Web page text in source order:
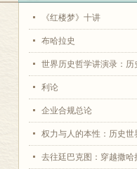
《红楼梦》十讲
布哈拉史
世界历史哲学讲演录：历
利论
企业合规总论
权力与人的本性：历史世
去往廷巴克图：穿越撒哈